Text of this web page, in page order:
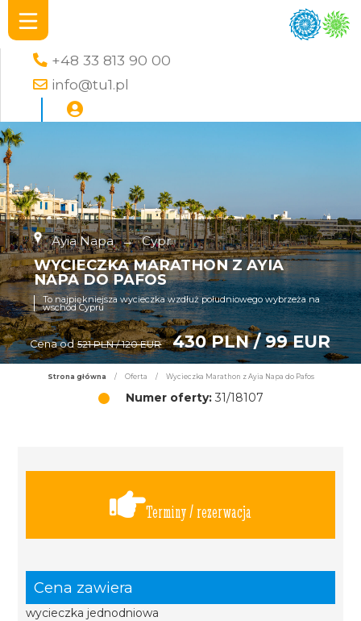
+48 33 813 90 00
info@tu1.pl
Ayia Napa → Cypr
WYCIECZKA MARATHON Z AYIA
NAPA DO PAFOS
To najpiękniejsza wycieczka wzdłuż południowego wybrzeża na
wschód Cypru
Cena od 521 PLN / 120 EUR 430 PLN / 99 EUR
Strona główna / Oferta / Wycieczka Marathon z Ayia Napa do Pafos
Numer oferty:31/18107
Terminy / rezerwacja
Cena zawiera
wycieczka jednodniowa